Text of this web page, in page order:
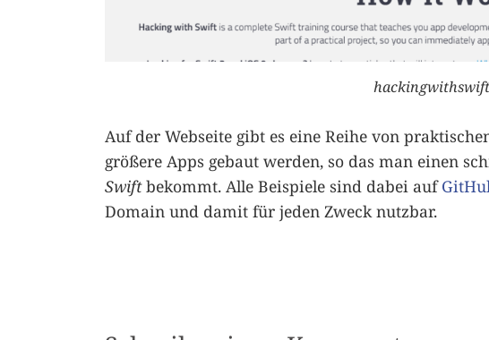
Auf der Webseite gibt es eine Reihe von
größere Apps gebaut werden, so das man einen
Swiftbekommt. Alle Beispiele sind dabei auf
Domain und damit für jeden Zweck nutzbar.